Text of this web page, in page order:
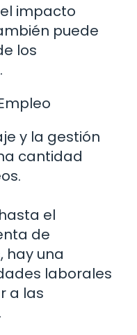
impacto
puede
los
y la gestión
cantidad
el
de
hay una
laborales
a las